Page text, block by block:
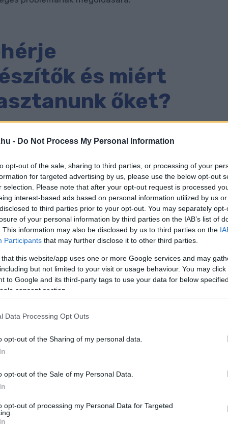
- Do Not Process My Personal Information
opt-out of the sale, sharing to third parties, or processing of your
for targeted advertising by us, please use the below opt-out
selection. Please note that after your opt-out request is processed
interest-based ads based on personal information utilized by us
to third parties prior to your opt-out. You may separately
of your personal information by third parties on the IAB’s list of
This information may also be disclosed by us to third parties on the
Participants that may further disclose it to other third parties.
that this website/app uses one or more Google services and may
but not limited to your visit or usage behaviour. You may
to Google and its third-party tags to use your data for below
consent section.
Data Processing Opt Outs
opt-out of the Sharing of my personal data.
opt-out of the Sale of my Personal Data.
opt-out of processing my Personal Data for Targeted
és miért
őket?
fehérjeforráso
k, amelyeket különféle
származó fehérje táplélékkiegészítők
ma már vegán lehetőségek széles skáláját is kínálja,
rizsből nyert koncentrátumokat vagy
is. Már ebből is egyértelmű, hogy a fehérje
vagy más, tiltott anyagok. Éppen ellenkezőleg,
amelyek elengedhetetlenek a
ajánlott fehérje mennyiség egy átlagos ember
2 g fehérje, a fizikai aktivitás mértékétől függően. Ez
kg-os embernek körülbelül 98 g fehérjét kell bevinnie
bír a fehérje?
a testetek hozzáférjen a benne tárolt energiához.
hogy felgyorsuljon.